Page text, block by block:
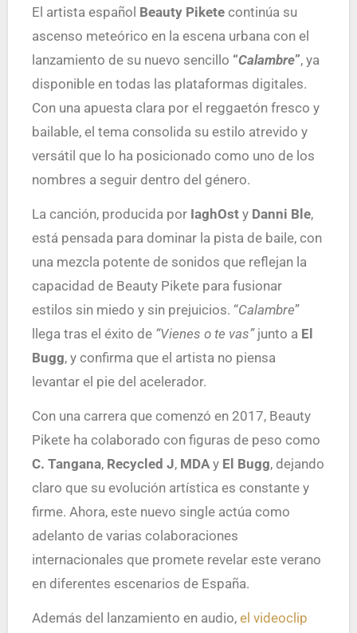
El artista español Beauty Piketecontinúa su
ascenso meteórico en la escena urbana con el
lanzamiento de su nuevo sencillo “Calambre”, ya
disponible en todas las plataformas digitales.
Con una apuesta clara por el reggaetón fresco y
bailable, el tema consolida su estilo atrevido y
versátil que lo ha posicionado como uno de los
nombres a seguir dentro del género.
La canción, producida por IaghOsty Danni Ble,
está pensada para dominar la pista de baile, con
una mezcla potente de sonidos que reflejan la
capacidad de Beauty Pikete para fusionar
estilos sin miedo y sin prejuicios. “Calambre”
llega tras el éxito de “Vienes o te vas”junto a El
Bugg, y confirma que el artista no piensa
levantar el pie del acelerador.
Con una carrera que comenzó en 2017, Beauty
Pikete ha colaborado con figuras de peso como
C. Tangana, Recycled J, MDAy El Bugg, dejando
claro que su evolución artística es constante y
firme. Ahora, este nuevo single actúa como
adelanto de varias colaboraciones
internacionales que promete revelar este verano
en diferentes escenarios de España.
Además del lanzamiento en audio, el videoclip